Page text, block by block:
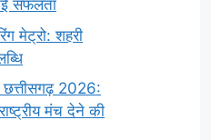
सफलता
मेट्रो: शहरी
छत्तीसगढ़ 2026:
मंच देने की